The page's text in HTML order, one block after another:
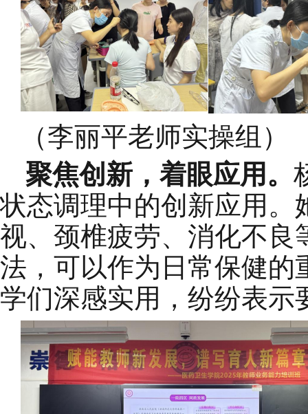
（李丽平老师实操组 ）
聚焦创新，着眼应用。
状态调理中的创新应用。
视、颈椎疲劳、消化不良
法，可以作为日常保健的
学们深感实用，纷纷表示